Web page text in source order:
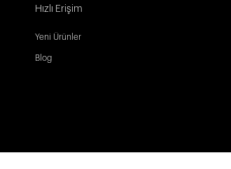
Hızlı Erişim
Yeni Ürünler
Blog